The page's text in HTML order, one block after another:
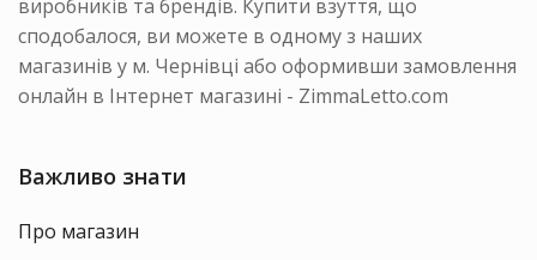
виробників та брендів. Купити взуття, що
сподобалося, ви можете в одному з наших
магазинів у м. Чернівці або оформивши замовлення
онлайн в Інтернет магазині - ZimmaLetto.com
Важливо знати
Про магазин